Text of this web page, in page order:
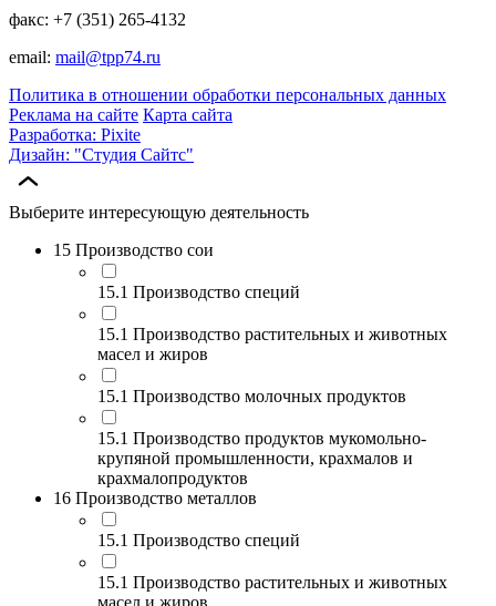
факс: +7 (351) 265-4132
email: mail@tpp74.ru
Политика в отношении обработки персональных данных
Реклама на сайте Карта сайта
Разработка: Pixite
Дизайн: "Студия Сайтс"
Выберите интересующую деятельность
15 Производство сои
15.1 Производство специй
15.1 Производство растительных и животных
масел и жиров
15.1 Производство молочных продуктов
15.1 Производство продуктов мукомольно-
крупяной промышленности, крахмалов и
крахмалопродуктов
16 Производство металлов
15.1 Производство специй
15.1 Производство растительных и животных
масел и жиров